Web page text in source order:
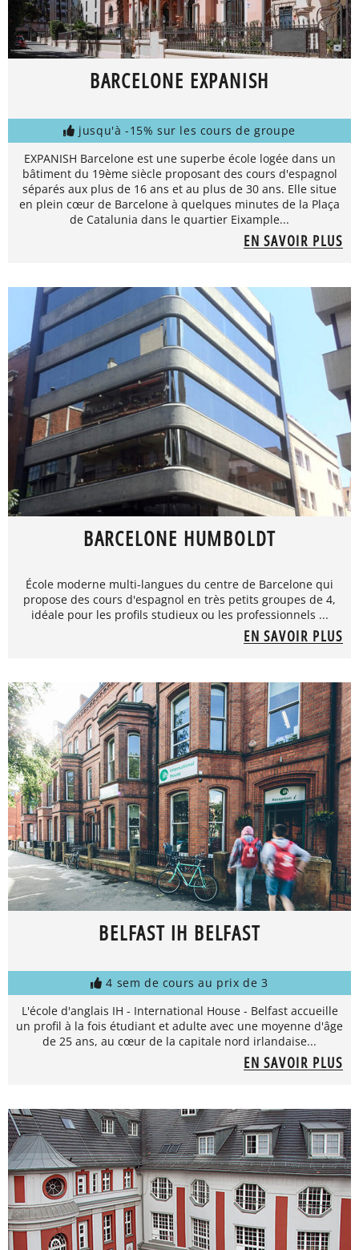
BARCELONE EXPANISH
jusqu'à -15% sur les cours de groupe
EXPANISH Barcelone est une superbe école logée dans un
bâtiment du 19ème siècle proposant des cours d'espagnol
séparés aux plus de 16 ans et au plus de 30 ans. Elle situe
en plein cœur de Barcelone à quelques minutes de la Plaça
de Catalunia dans le quartier Eixample...
EN SAVOIR PLUS
BARCELONE HUMBOLDT
École moderne multi-langues du centre de Barcelone qui
propose des cours d'espagnol en très petits groupes de 4,
idéale pour les profils studieux ou les professionnels ...
EN SAVOIR PLUS
BELFAST IH BELFAST
4 sem de cours au prix de 3
L'école d'anglais IH - International House - Belfast accueille
un profil à la fois étudiant et adulte avec une moyenne d'âge
de 25 ans, au cœur de la capitale nord irlandaise...
EN SAVOIR PLUS